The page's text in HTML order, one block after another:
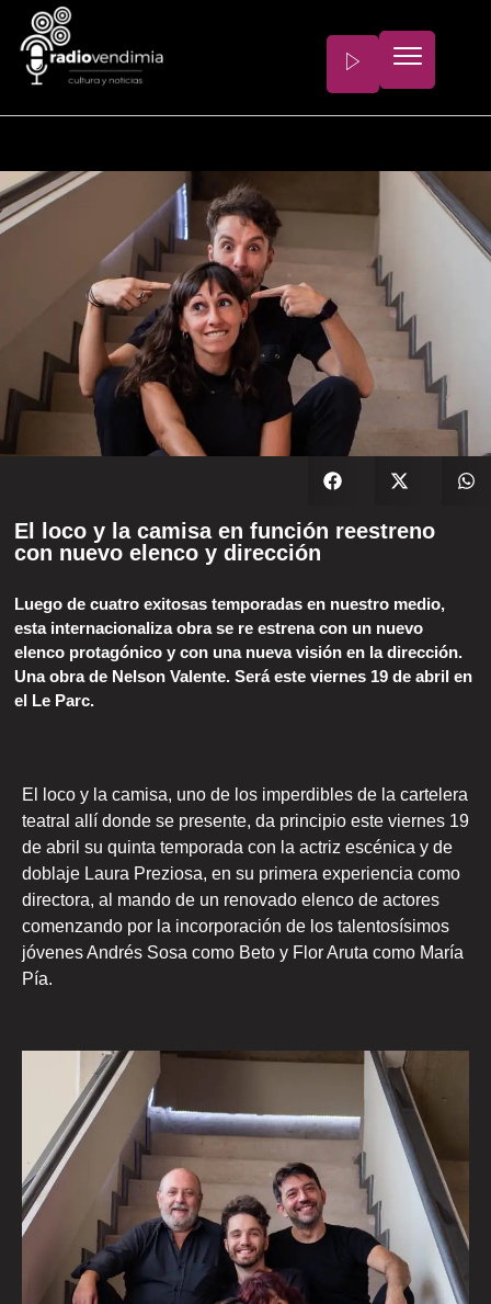
El loco y la camisa en función reestreno
con nuevo elenco y dirección
Luego de cuatro exitosas temporadas en nuestro medio,
esta internacionaliza obra se re estrena con un nuevo
elenco protagónico y con una nueva visión en la dirección.
Una obra de Nelson Valente. Será este viernes 19 de abril en
el Le Parc.
El loco y la camisa, uno de los imperdibles de la cartelera
teatral allí donde se presente, da principio este viernes 19
de abril su quinta temporada con la actriz escénica y de
doblaje Laura Preziosa, en su primera experiencia como
directora, al mando de un renovado elenco de actores
comenzando por la incorporación de los talentosísimos
jóvenes Andrés Sosa como Beto y Flor Aruta como María
Pía.